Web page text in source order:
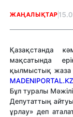
ЖАҢАЛЫҚТАР
Қазақстанда
мақсатында
қылмыстық жаза
Бұл туралы
Депутаттың
ұрлау» деп